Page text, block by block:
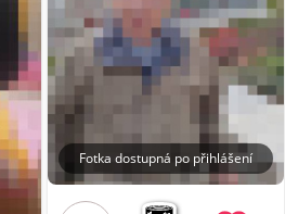
Fotka dostupná po přihlášení